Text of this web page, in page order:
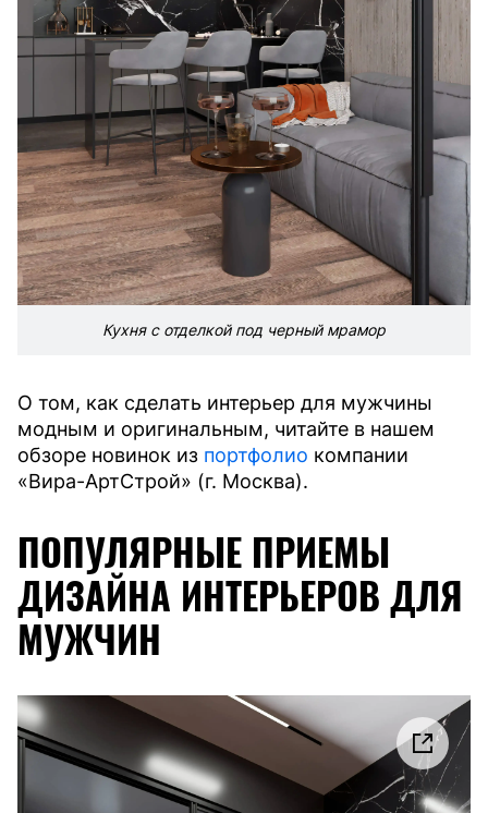
Кухня с отделкой под черный мрамор
О том, как сделать интерьер для мужчины
модным и оригинальным, читайте в нашем
обзоре новинок из портфолио компании
«Вира-АртСтрой» (г. Москва).
ПОПУЛЯРНЫЕ ПРИЕМЫ
ДИЗАЙНА ИНТЕРЬЕРОВ ДЛЯ
МУЖЧИН